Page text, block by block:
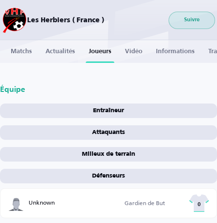
Les Herbiers ( France ) Suivre
Matchs Actualités Joueurs Vidéo Informations
Équipe
Entraîneur
Attaquants
Milieux de terrain
Défenseurs
Unknown Gardien de But 0